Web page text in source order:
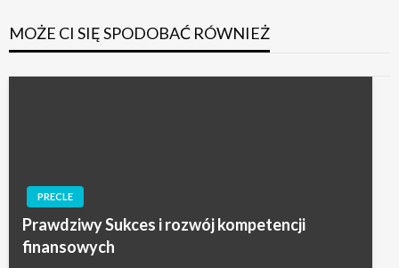
MOŻE CI SIĘ SPODOBAĆ RÓWNIEŻ
PRECLE
Prawdziwy Sukces i rozwój kompetencji
finansowych